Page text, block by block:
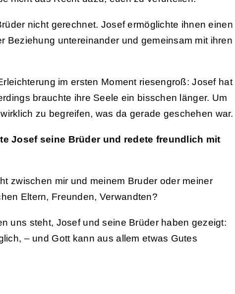
nicht gerechnet. Josef ermöglichte ihnen einen
Beziehung untereinander und gemeinsam mit ihren
im ersten Moment riesengroß: Josef hat
brauchte ihre Seele ein bisschen länger. Um
zu begreifen, was da gerade geschehen war.
Josef seine Brüder und redete freundlich mit
zwischen mir und meinem Bruder oder meiner
Eltern, Freunden, Verwandten?
uns steht, Josef und seine Brüder haben gezeigt:
– und Gott kann aus allem etwas Gutes